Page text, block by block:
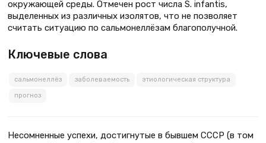
окружающей среды. Отмечен рост числа S. infantis,
выделенных из различных изолятов, что не позволяет
считать ситуацию по сальмонеллёзам благополучной.
Ключевые слова
сальмонеллёз заболеваемость этиологическая структура
прогноз
Несомненные успехи, достигнутые в бывшем СССР (в том